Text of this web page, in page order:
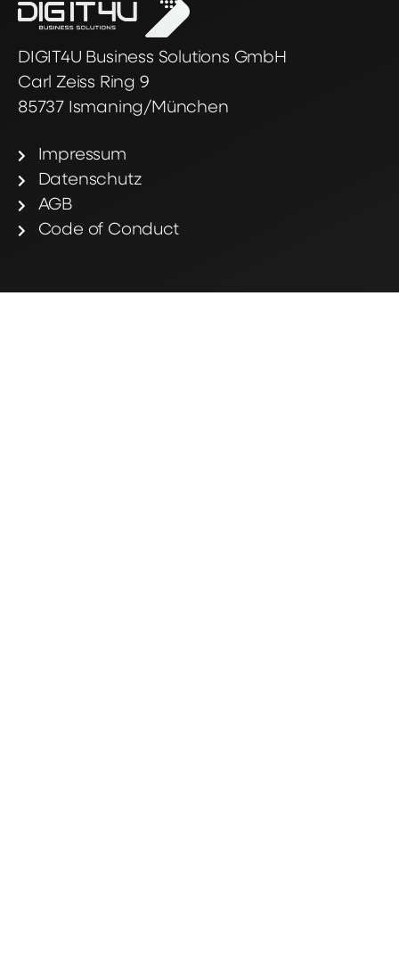
DIGIT4U Business Solutions GmbH
Carl Zeiss Ring 9
85737 Ismaning/München
Impressum
Datenschutz
AGB
Code of Conduct